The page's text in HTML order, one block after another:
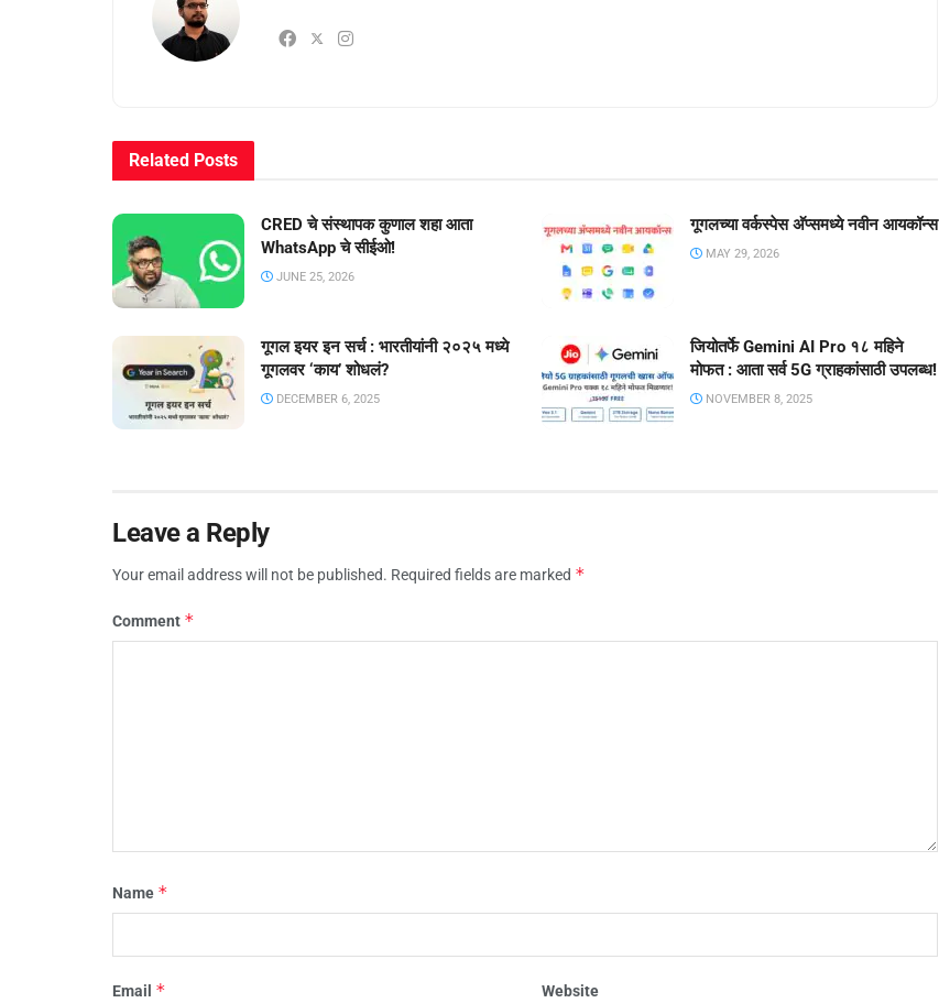
Related Posts
CRED चे संस्थापक कुणाल शहा आता
WhatsApp चे सीईओ!
JUNE 25, 2026
गूगलच्या वर्कस्पेस अ‍ॅप्समध्ये नवीन आयकॉन्स
MAY 29, 2026
गूगल इयर इन सर्च : भारतीयांनी २०२५ मध्ये
गूगलवर ‘काय’ शोधलं?
DECEMBER 6, 2025
जियोतर्फे Gemini AI Pro १८ महिने
मोफत : आता सर्व 5G ग्राहकांसाठी उपलब्ध!
NOVEMBER 8, 2025
Leave a Reply
Your email address will not be published. Required fields are marked *
Comment *
Name *
Email * Website